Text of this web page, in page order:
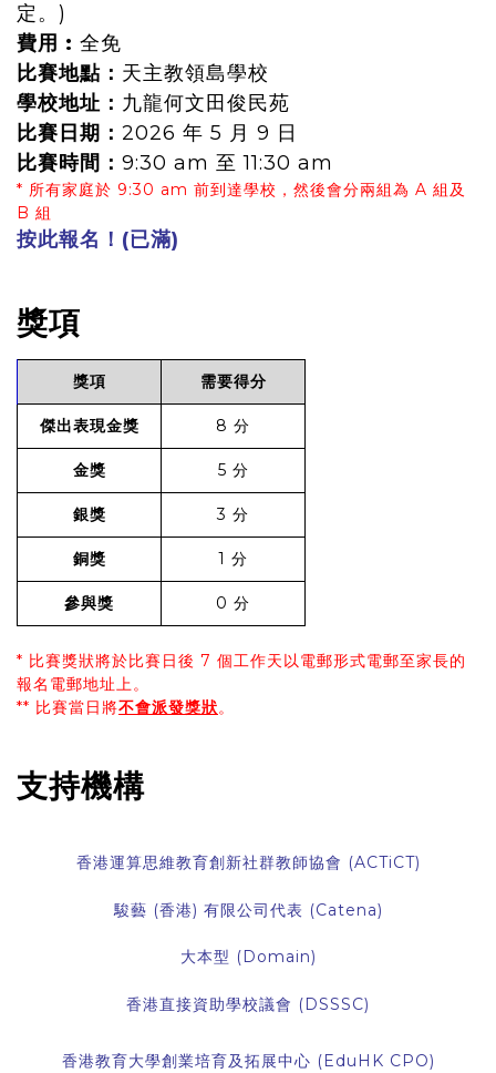
定。)
費用 : 全免
比賽地點： 天主教領島學校
學校地址： 九龍何文田俊民苑
比賽日期： 2026 年 5 月 9 日
比賽時間： 9:30 am 至 11:30 am
* 所有家庭於 9:30 am 前到達學校，然後會分兩組為 A 組及
B 組
按此報名！(已滿)
獎項
獎項 需要得分
傑出表現金獎 8 分
金獎 5 分
銀獎 3 分
銅獎 1 分
參與獎 0 分
* 比賽獎狀將於比賽日後 7 個工作天以電郵形式電郵至家長的
報名電郵地址上。
** 比賽當日將不會派發獎狀。
支持機構
香港運算思維教育創新社群教師協會 (ACTiCT)
駿藝 (香港) 有限公司代表 (Catena)
大本型 (Domain)
香港直接資助學校議會 (DSSSC)
香港教育大學創業培育及拓展中心 (EduHK CPO)